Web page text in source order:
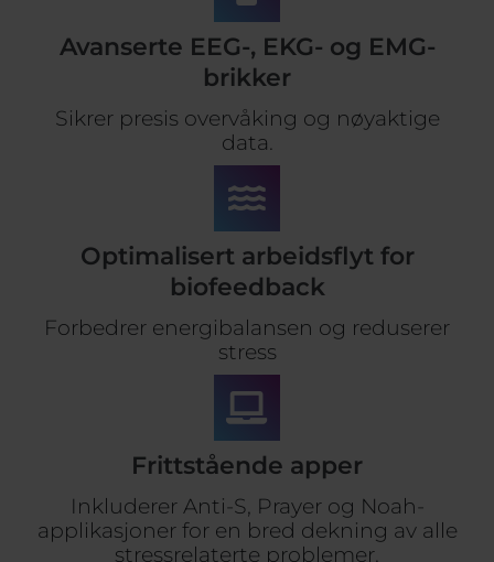
Avanserte EEG-, EKG- og EMG-
brikker
Sikrer presis overvåking og nøyaktige
data.
Optimalisert arbeidsflyt for
biofeedback
Forbedrer energibalansen og reduserer
stress
Frittstående apper
Inkluderer Anti-S, Prayer og Noah-
applikasjoner for en bred dekning av alle
stressrelaterte problemer.